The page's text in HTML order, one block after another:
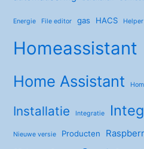
Energie File editor gas HACS Helper
Homeassistant
Home Assistant
Installatie Integratie
Nieuwe versie Producten